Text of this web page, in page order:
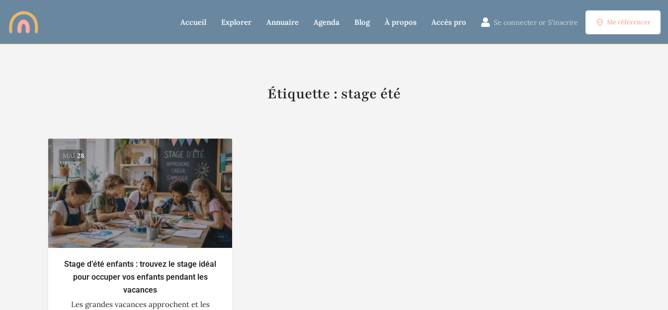
Accueil Explorer Annuaire Agenda Blog À propos Accès pro Se connecter or S'inscrire Me référencer
Étiquette : stage été
MAI 28
Stage d’été enfants : trouvez le stage idéal
pour occuper vos enfants pendant les
vacances
Les grandes vacances approchent et les